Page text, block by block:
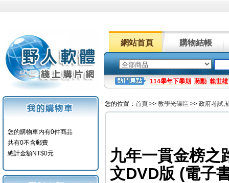
網站首頁 購物結帳
114學年下學期 蔣勳 賴世雄
您的購物車内有0件商品
共有0不含郵費
總計金額NT$0元
您的位置： 首頁 >> 教學光碟區 >> 政府考試,
九年一貫金榜之
文DVD版 (電子